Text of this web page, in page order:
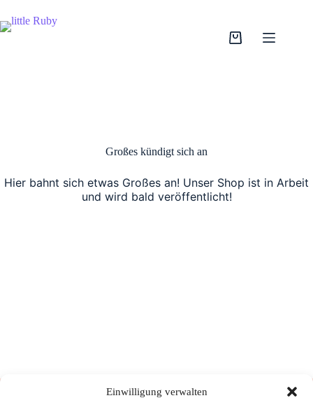
Einwilligung verwalten
Inhalt
springen
Warenkorb
Großes kündigt sich an
Hier bahnt sich etwas Großes an! Unser Shop ist in Arbeit
und wird bald veröffentlicht!
DESIGNED UND HANDGEDRUCKT IN